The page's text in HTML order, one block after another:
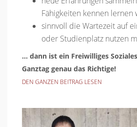
Fähigkeiten kennen lernen
sinnvoll die Wartezeit auf
oder Studienplatz nutzen
... dann ist ein Freiwilliges
Ganztag genau das Richtige!
DEN GANZEN BEITRAG LESEN